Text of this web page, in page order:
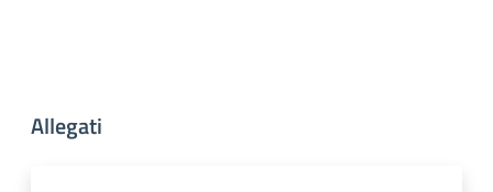
Allegati